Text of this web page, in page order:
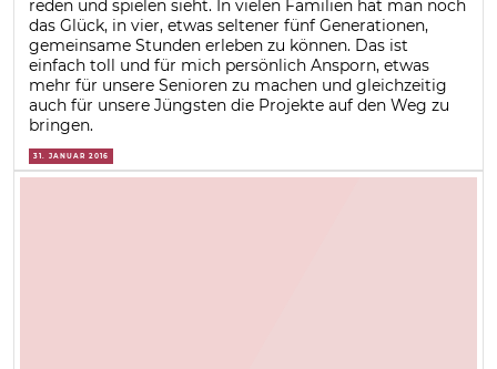
reden und spielen sieht. In vielen Familien hat man noch
das Glück, in vier, etwas seltener fünf Generationen,
gemeinsame Stunden erleben zu können. Das ist
einfach toll und für mich persönlich Ansporn, etwas
mehr für unsere Senioren zu machen und gleichzeitig
auch für unsere Jüngsten die Projekte auf den Weg zu
bringen.
31. JANUAR 2016